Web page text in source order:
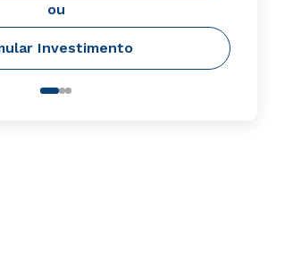
ou
Investimento